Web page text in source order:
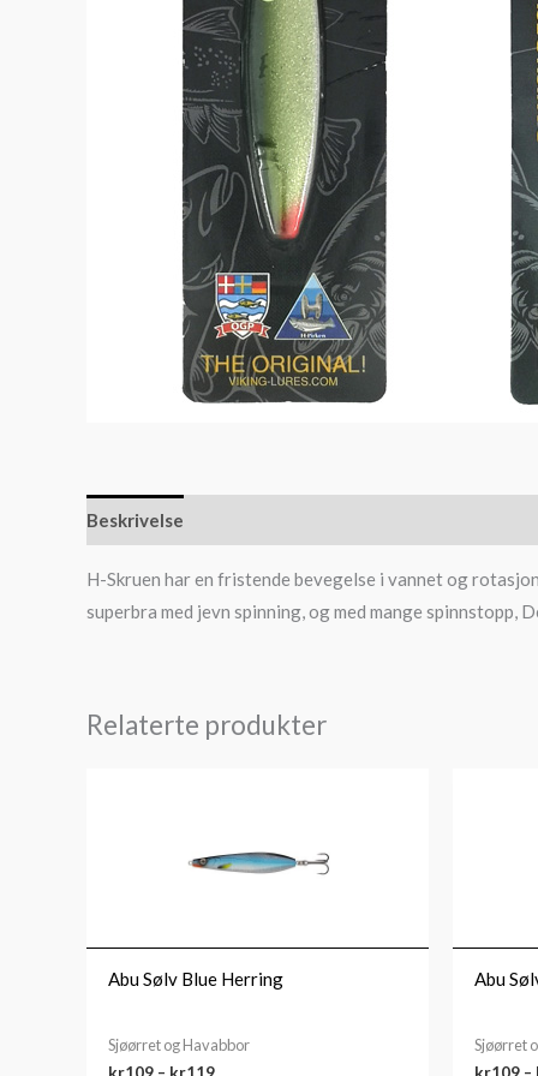
Beskrivelse
H-Skruen har en fristende bevegelse i vannet og
superbra med jevn spinning, og med mange
Relaterte produkter
Abu Sølv Blue Herring
Sjøørret og Havabbor
Abu
Sjøørret